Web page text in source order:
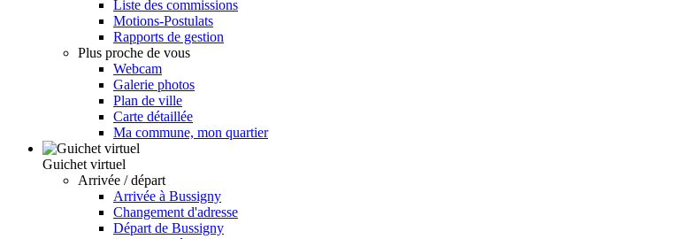
Liste des commissions
Motions-Postulats
Rapports de gestion
Plus proche de vous
Webcam
Galerie photos
Plan de ville
Carte détaillée
Ma commune, mon quartier
Guichet virtuel
Arrivée / départ
Arrivée à Bussigny
Changement d'adresse
Départ de Bussigny